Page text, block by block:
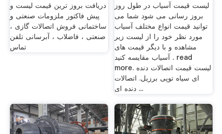
دریافت بروز ترین قیمت لیست و
پیش فاکتور ملزومات صنعتی و
ساختمانی فروش اتصالات گازی ،
صنعتی ، فاضلاب ، آبرسانی تلفن
تماس
لیست قیمت آسیاب در طول روز
بروز رسانی می شود شما می
توانید قیمت انواع مختلف آسیاب
مورد نظر خود را از لیست زیر
مشاهده و با دیگر قیمت های
آسیاب مقایسه کنید . read
more. لیست قیمت اتصالات دنده
ای سیاه توپی برزیل. اتصالات
دنده ای ...